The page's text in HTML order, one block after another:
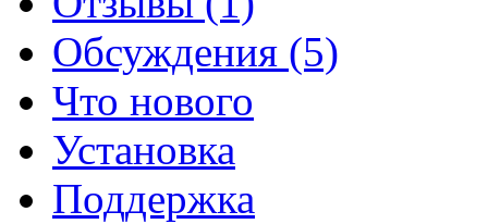
Обсуждения (5)
Что нового
Установка
Поддержка